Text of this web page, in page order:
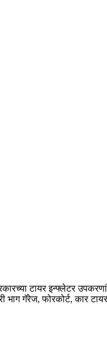
टायर इन्फ्लेटर
गॅरेज, फोरकोर्ट, कार